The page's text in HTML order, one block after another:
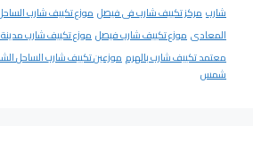
شارب مركز تكييف شارب فى فيصل موزع تكييف شارب
المعادى موزع تكييف شارب فيصل موزع تكييف شارب
معتمد تكييف شارب بالهرم موزعين تكييف شارب الساحل
شمس